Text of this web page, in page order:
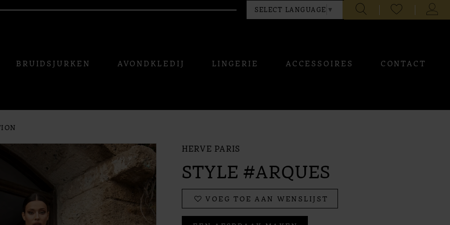
SELECT LANGUAGE ▼
CHECK
WISHLIST
BRUIDSJURKEN AVONDKLEDIJ LINGERIE ACCESSOIRES CONTACT
HERVE PARIS
STYLE #ARQUES
VOEG TOE AAN WENSLIJST